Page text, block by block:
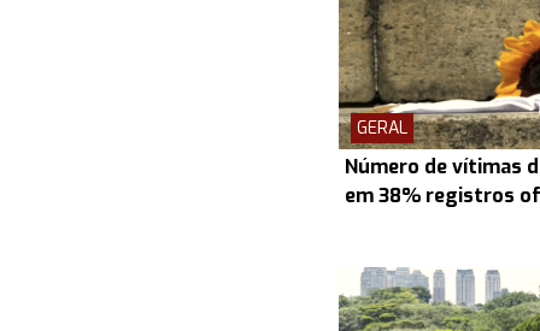
GERAL
Número de vítimas
em 38% registros